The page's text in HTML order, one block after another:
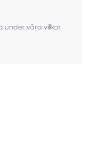
våra villkor.